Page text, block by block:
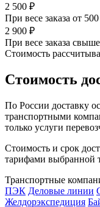
2 500 ₽
При весе заказа от
2 900 ₽
При весе заказа
Стоимость
Стоимость
По России доставку
транспортными
только услуги
Стоимость и срок
тарифами выбранной
Транспортные
ПЭК Деловые линии
Желдорэкспедиция